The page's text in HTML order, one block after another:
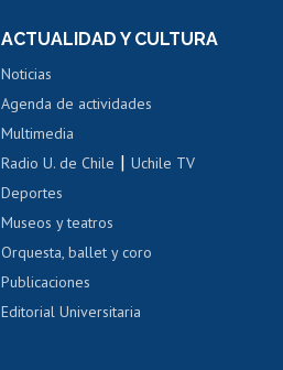
Portal de movilidad interna
Certificado de renta
Certificado de renta
Gestión de correo uchile
Acoso laboral, sexual y violencia
ACTUALIDAD Y CULTURA
Noticias
Agenda de actividades
Multimedia
Radio U. de Chile |Uchile TV
Deportes
Museos y teatros
Orquesta, ballet y coro
Publicaciones
Editorial Universitaria